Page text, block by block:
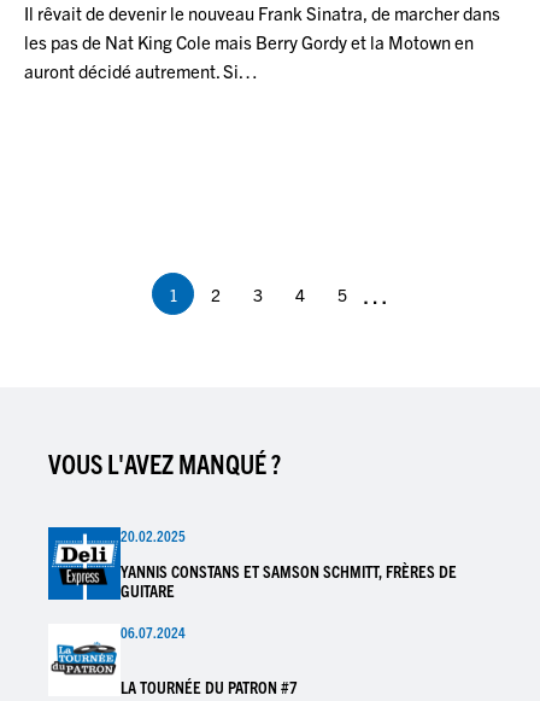
Il rêvait de devenir le nouveau Frank Sinatra, de marcher dans
les pas de Nat King Cole mais Berry Gordy et la Motown en
auront décidé autrement. Si…
Page
courante
1 Page
2 Page
3 Page
4 Page
5 …
VOUS L'AVEZ MANQUÉ ?
20.02.2025
YANNIS CONSTANS ET SAMSON SCHMITT, FRÈRES DE
GUITARE
06.07.2024
LA TOURNÉE DU PATRON #7